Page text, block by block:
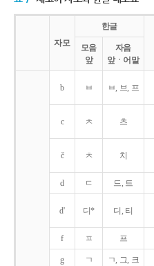
자모
한글
모음
앞
자음
앞ㆍ어말
b ㅂ ㅂ, 브, 프
c ㅊ 츠
č ㅊ 치
d ㄷ 드, 트
d' 디* 디, 티
f ㅍ 프
g ㄱ ㄱ, 그, 크